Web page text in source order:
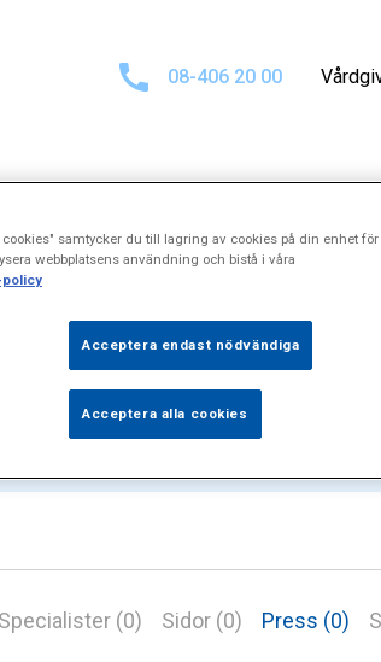
08-406 20 00
"Rektal
Specialister (0) Sidor (0) Press (0)
samtycker du till lagring av cookies på din enhet för
webbplatsens användning och bistå i våra
policy
Acceptera endast nödvändiga
Acceptera alla cookies